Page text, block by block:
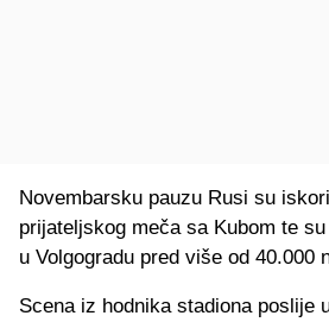
Novembarsku pauzu Rusi su
prijateljskog meča sa Kubom te
u Volgogradu pred više od 40.000
Scena iz hodnika stadiona poslije